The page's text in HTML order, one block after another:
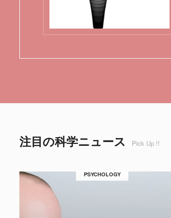
注目の科学ニュース Pick Up !!
PSYCHOLOGY